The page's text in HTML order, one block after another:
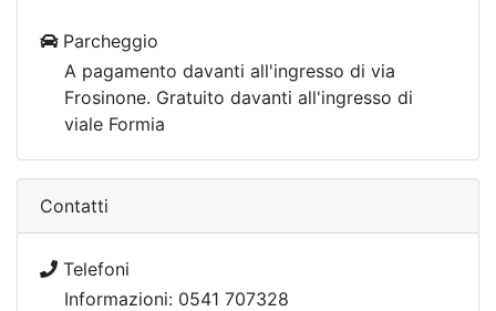
Parcheggio
A pagamento davanti all'ingresso di via
Frosinone. Gratuito davanti all'ingresso di
viale Formia
Contatti
Telefoni
Informazioni: 0541 707328